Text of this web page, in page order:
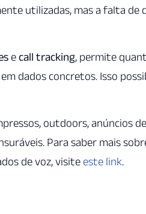
utilizadas, mas a falta de
ecall tracking, permite
dados concretos. Isso
outdoors, anúncios
Para saber mais
de voz, visite este link.